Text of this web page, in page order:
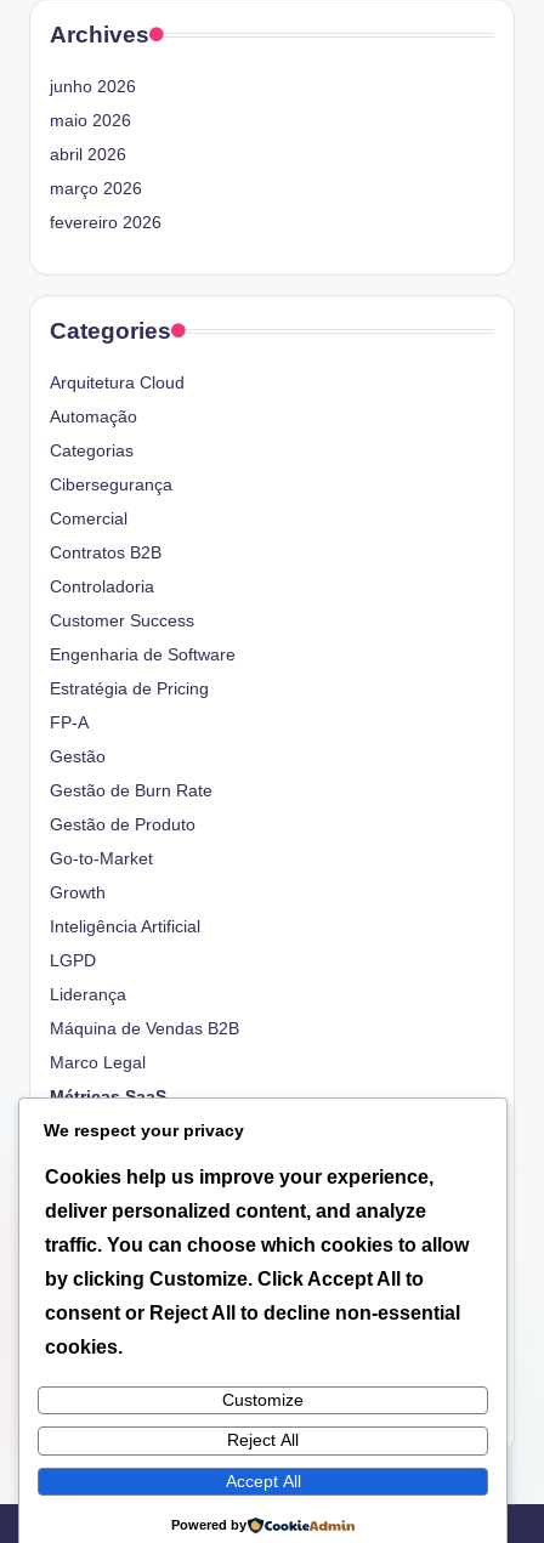
Archives
junho 2026
maio 2026
abril 2026
março 2026
fevereiro 2026
Categories
Arquitetura Cloud
Automação
Categorias
Cibersegurança
Comercial
Contratos B2B
Controladoria
Customer Success
Engenharia de Software
Estratégia de Pricing
FP-A
Gestão
Gestão de Burn Rate
Gestão de Produto
Go-to-Market
Growth
Inteligência Artificial
LGPD
Liderança
Máquina de Vendas B2B
Marco Legal
Métricas SaaS
OKRs
We respect your privacy
Cookies help us improve your experience,
deliver personalized content, and analyze
traffic. You can choose which cookies to allow
by clicking Customize. ClickAccept All
to
consent or Reject All
to decline non-essential
cookies.
Customize
Reject All
Accept All
Powered by